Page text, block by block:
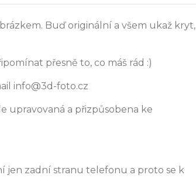
Buď originální a všem ukaž kryt,
přesně to, co máš rád :)
info@3d-foto.cz
a přizpůsobena ke
jen zadní stranu telefonu a proto se k